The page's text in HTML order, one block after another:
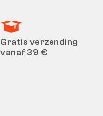
Gratis verzending
vanaf 39 €